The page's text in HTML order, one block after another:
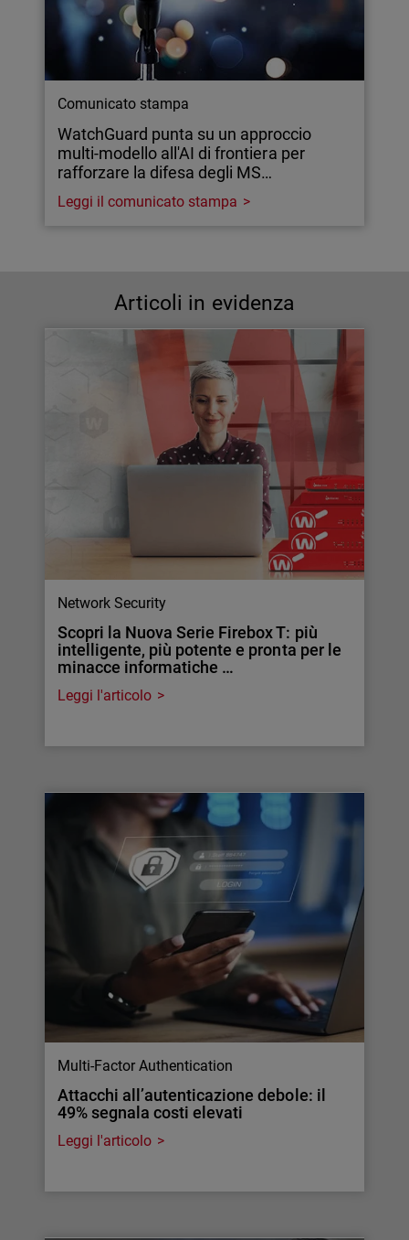
Comunicato stampa
WatchGuard punta su un approccio
multi-modello all'AI di frontiera per
rafforzare la difesa degli MS…
Leggi il comunicato stampa
Articoli in evidenza
Network Security
Scopri la Nuova Serie Firebox T: più
intelligente, più potente e pronta per le
minacce informatiche …
Leggi l'articolo
Multi-Factor Authentication
Attacchi all’autenticazione debole: il
49% segnala costi elevati
Leggi l'articolo